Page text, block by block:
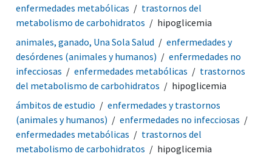
enfermedades metabólicas
trastornos del
metabolismo de carbohidratos
hipoglicemia
animales, ganado, Una Sola Salud
enfermedades y
desórdenes (animales y humanos)
enfermedades no
infecciosas
enfermedades metabólicas
trastornos
del metabolismo de carbohidratos
hipoglicemia
ámbitos de estudio
enfermedades y trastornos
(animales y humanos)
enfermedades no infecciosas
enfermedades metabólicas
trastornos del
metabolismo de carbohidratos
hipoglicemia